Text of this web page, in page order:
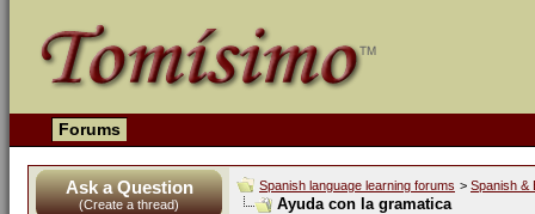
Forums
Ask a Question
(Create a thread)
Spanish language learning forums > Spanish &
Ayuda con la gramatica